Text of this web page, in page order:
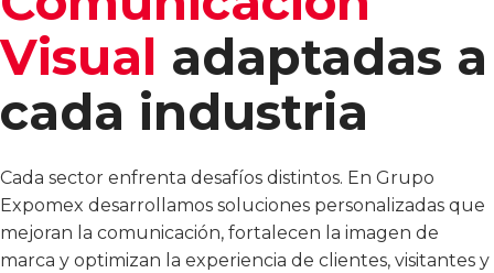
Visual adaptadas a
cada industria
Cada sector enfrenta desafíos distintos. En Grupo
Expomex desarrollamos soluciones personalizadas que
mejoran la comunicación, fortalecen la imagen de
marca y optimizan la experiencia de clientes, visitantes y